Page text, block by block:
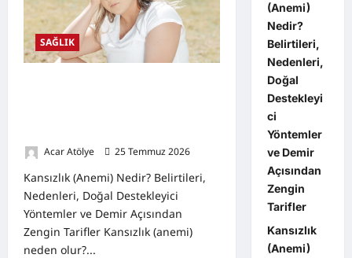
SAĞLIK
Acar Atölye
25 Temmuz 2026
Kansızlık (Anemi) Nedir? Belirtileri,
Nedenleri, Doğal Destekleyici
Yöntemler ve Demir Açısından
Zengin Tarifler Kansızlık (anemi)
neden olur?...
(Anemi)
Nedir?
Belirtileri,
Nedenleri,
Doğal
Destekleyi
ci
Yöntemler
ve Demir
Açısından
Zengin
Tarifler
Kansızlık
(Anemi)